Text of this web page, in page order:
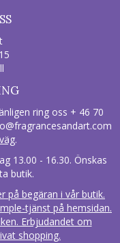
ring oss + 46 70
.
13.00 - 16.30. Önskas
butik.
på begäran i vår butik.
tjänst på hemsidan.
Erbjudandet om
shopping.